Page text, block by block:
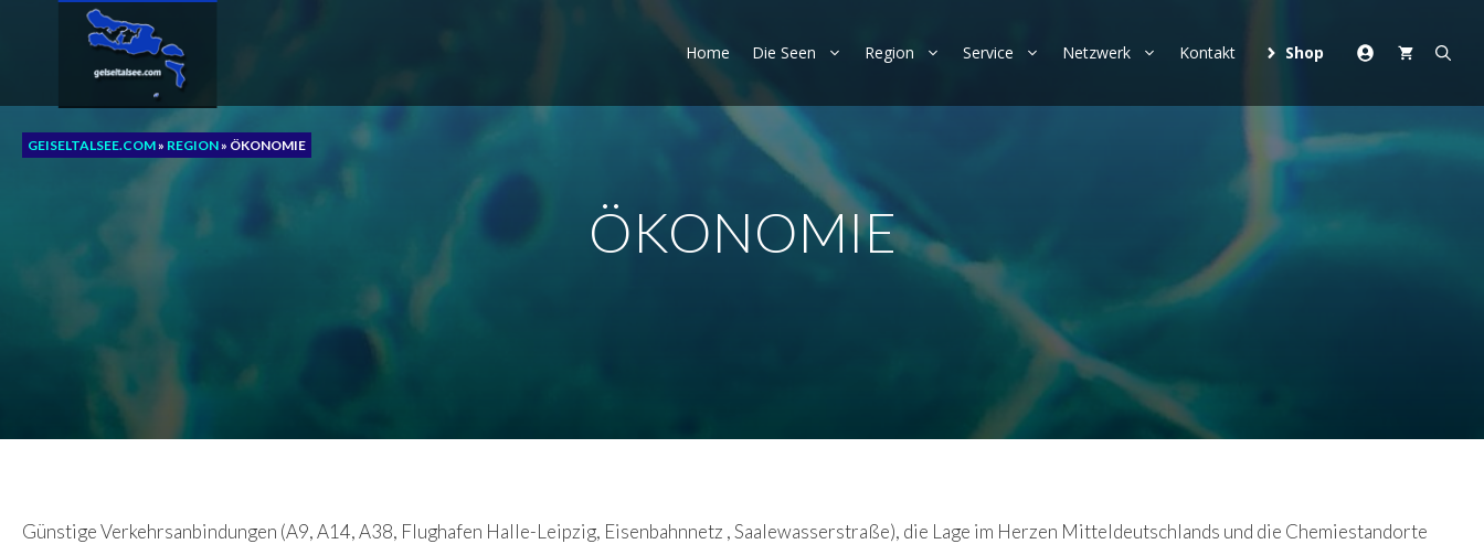
Home Die Seen Region Service Netzwerk Kontakt Shop
GEISELTALSEE.COM» REGION» ÖKONOMIE
ÖKONOMIE
Günstige Verkehrsanbindungen (A9, A14, A38, Flughafen Halle-Leipzig, Eisenbahnnetz , Saalewasserstraße), die Lage im Herzen Mitteldeutschlands und die Chemiestandorte